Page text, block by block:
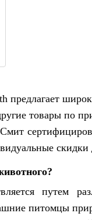
предлагает
товары по
путем
питомцы